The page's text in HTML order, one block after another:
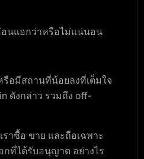
นแอกว่าหรือไม่แน่นอน
อมีสถานที่น้อยลงที่เต็มใจ
ดังกล่าว รวมถึง off-
าซื้อ ขาย และถือเฉพาะ
กที่ได้รับอนุญาต อย่างไร